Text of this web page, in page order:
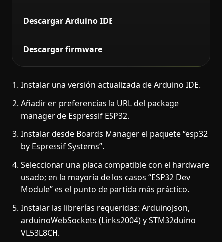
Descargar Arduino IDE
Descargar firmware
Instalar una versión actualizada de Arduino IDE.
Añadir en preferencias la URL del package
manager de Espressif ESP32.
Instalar desde Boards Manager el paquete “esp32
by Espressif Systems”.
Seleccionar una placa compatible con el hardware
usado; en la mayoría de los casos “ESP32 Dev
Module” es el punto de partida más práctico.
Instalar las librerías requeridas: ArduinoJson,
arduinoWebSockets (Links2004) y STM32duino
VL53L8CH.